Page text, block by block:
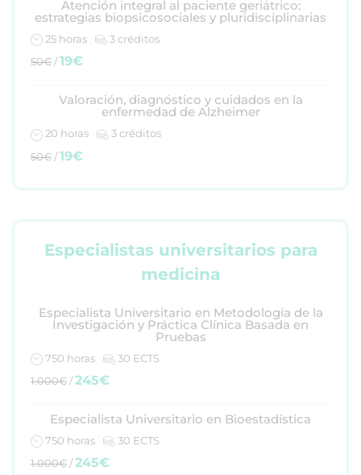
Atención integral al paciente geriátrico:
estrategias biopsicosociales y pluridisciplinarias
25 horas
3 créditos
50€/19€
Valoración, diagnóstico y cuidados en la
enfermedad de Alzheimer
20 horas
3 créditos
50€/19€
Especialistas universitarios para
medicina
Especialista Universitario en Metodología de la
Investigación y Práctica Clínica Basada en
Pruebas
750 horas
30 ECTS
1.000€/245€
Especialista Universitario en Bioestadística
750 horas
30 ECTS
1.000€/245€